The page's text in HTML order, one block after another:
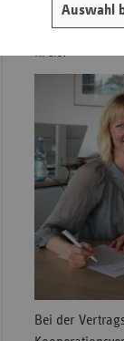
Auswahl
Altenburger
Nordhausen,
Bei der